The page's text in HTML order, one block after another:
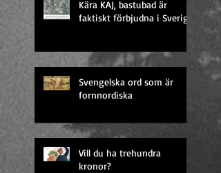
Kära KAJ, bastubad är
faktiskt förbjudna i Sverige
Svengelska ord som är
fornnordiska
Vill du ha trehundra
kronor?